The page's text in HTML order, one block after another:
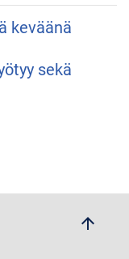
keväänä
sekä
arrow_upwards